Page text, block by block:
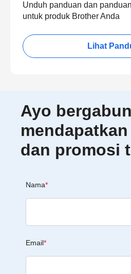
Unduh panduan dan
untuk produk Brother Anda
Lihat
Ayo
dan promosi
Nama*
Email*